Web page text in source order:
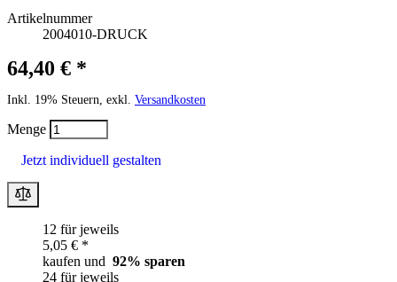
Artikelnummer
2004010-DRUCK
64,40 € *
Inkl. 19% Steuern, exkl. Versandkosten
Menge
Jetzt individuell gestalten
12 für jeweils
5,05 € *
kaufen und 92% sparen
24 für jeweils